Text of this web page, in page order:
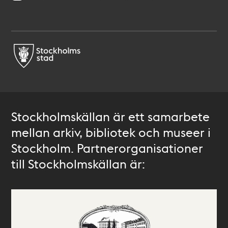
Stockholmskällan är ett samarbete
mellan arkiv, bibliotek och museer i
Stockholm. Partnerorganisationer
till Stockholmskällan är: